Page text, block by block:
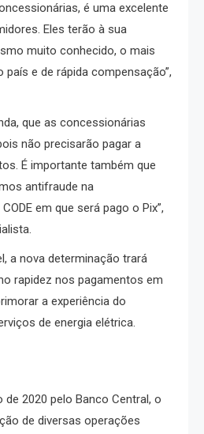
é uma excelente
Eles terão à sua
muito conhecido, o mais
e de rápida compensação”,
que as concessionárias
não precisarão pagar a
É importante também que
antifraude na
em que será pago o Pix”,
a nova determinação trará
rapidez nos pagamentos em
a experiência do
de energia elétrica.
2020 pelo Banco Central, o
de diversas operações